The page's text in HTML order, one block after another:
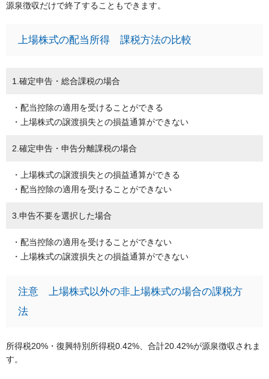
源泉徴収だけで終了することもできます。
上場株式の配当所得 課税方法の比較
1.確定申告・総合課税の場合
・配当控除の適用を受けることができる
・上場株式の譲渡損失との損益通算ができない
2.確定申告・申告分離課税の場合
・上場株式の譲渡損失との損益通算ができる
・配当控除の適用を受けることができない
3.申告不要を選択した場合
・配当控除の適用を受けることができない
・上場株式の譲渡損失との損益通算ができない
注意 上場株式以外の非上場株式の場合の課税方
法
所得税20%・復興特別所得税0.42%、合計20.42%が源泉徴収されま
す。